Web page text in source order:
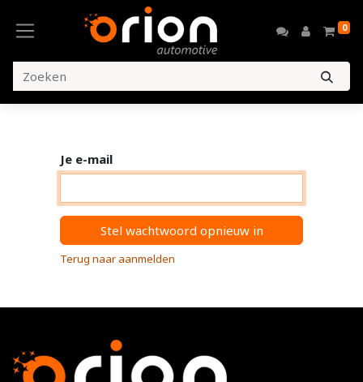
0
Je e-mail
Stel wachtwoord opnieuw in
Terug naar aanmelden